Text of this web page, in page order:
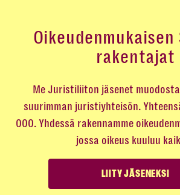
Oikeudenmukaisen
rakentajat
Me Juristiliiton jäsenet
suurimman juristiyhteisön.
000. Yhdessä rakennamme
jossa oikeus kuuluu
LIITY JÄSENEKSI